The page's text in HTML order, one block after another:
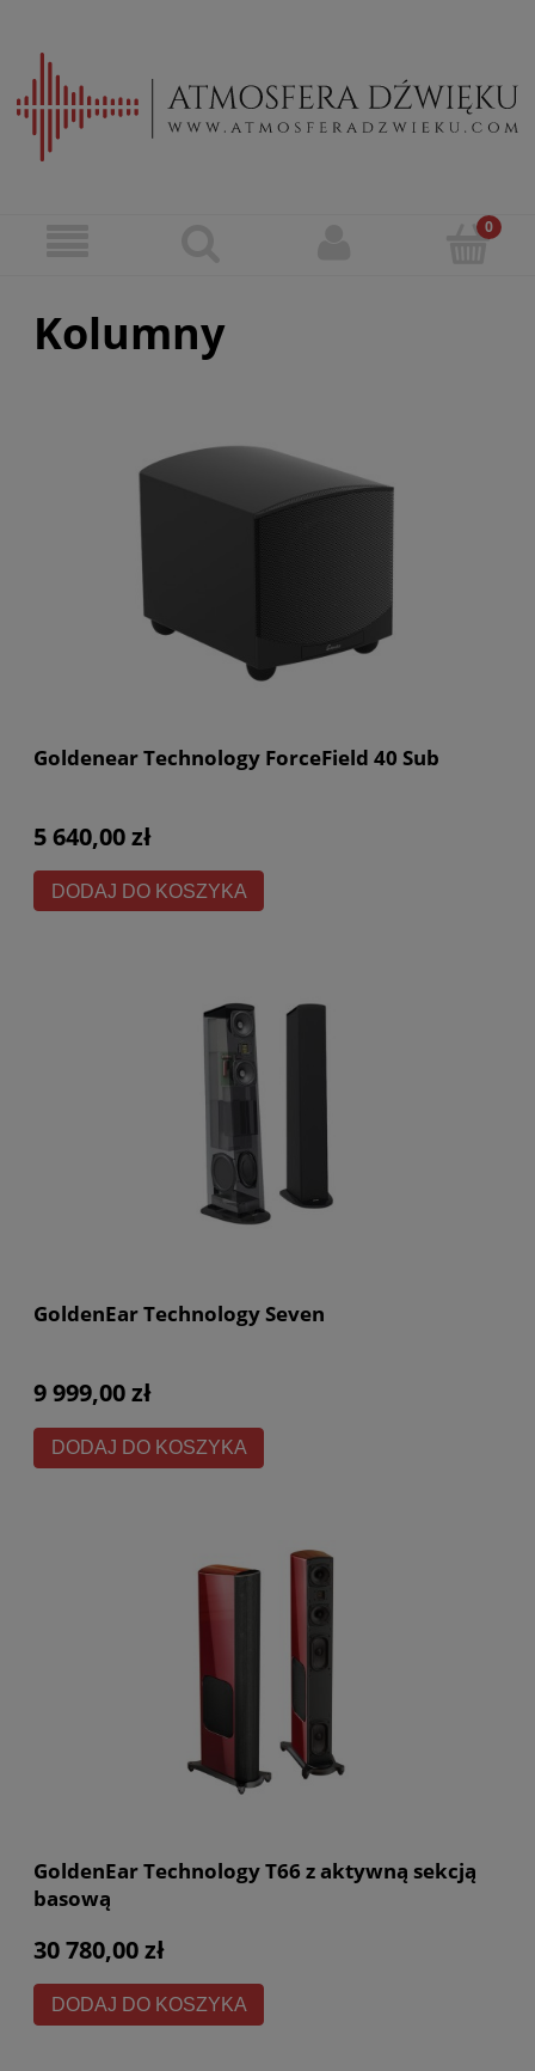
Kolumny
Goldenear Technology ForceField 40 Sub
5 640,00 zł
DODAJ DO KOSZYKA
GoldenEar Technology Seven
9 999,00 zł
DODAJ DO KOSZYKA
GoldenEar Technology T66 z aktywną sekcją
basową
30 780,00 zł
DODAJ DO KOSZYKA